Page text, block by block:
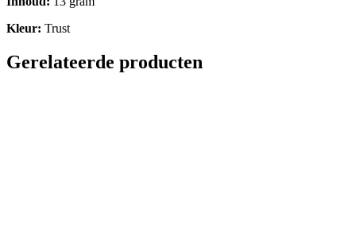
Kleur: Trust
Gerelateerde producten